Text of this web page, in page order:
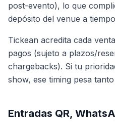
post-evento), lo que
depósito del venue a
Tickean acredita cada
pagos (sujeto a plazos/
chargebacks). Si tu
show, ese timing pesa
Entradas QR,